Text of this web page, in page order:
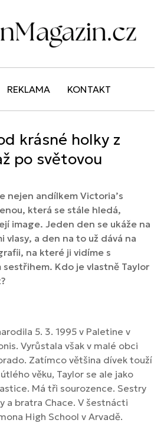
REKLAMA KONTAKT
krásné holky z
po světovou
nejen andílkem Victoria’s
která se stále hledá,
image. Jeden den se ukáže na
vlasy, a den na to už dává na
na které ji vidíme s
Kdo je vlastně Taylor
5. 3. 1995 v Paletine v
Vyrůstala však v malé obci
Zatímco většina dívek touží
věku, Taylor se ale jako
Má tři sourozence. Sestry
a bratra Chace. V šestnácti
High School v Arvadě.